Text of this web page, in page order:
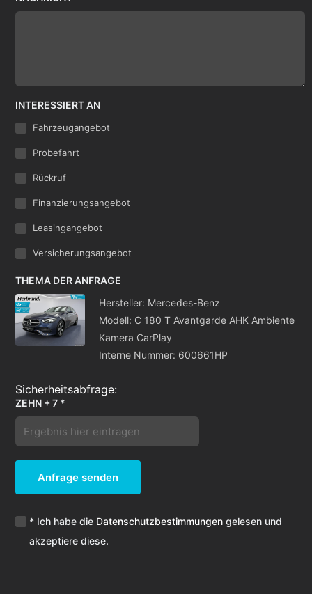
INTERESSIERT AN
Fahrzeugangebot
Probefahrt
Rückruf
Finanzierungsangebot
Leasingangebot
Versicherungsangebot
THEMA DER ANFRAGE
Hersteller: Mercedes-Benz
Modell: C 180 T Avantgarde AHK Ambiente
Kamera CarPlay
Interne Nummer: 600661HP
ZEHN + 7 *
Anfrage senden
* Ich habe die Datenschutzbestimmungen gelesen und
akzeptiere diese.